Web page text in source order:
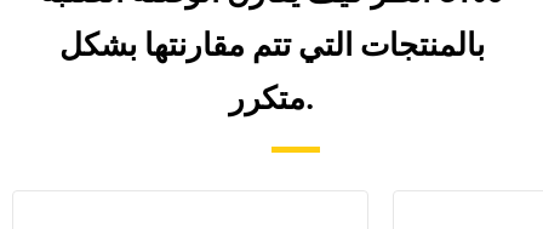
بالمنتجات التي تتم مقارنتها بشكل
متكرر.